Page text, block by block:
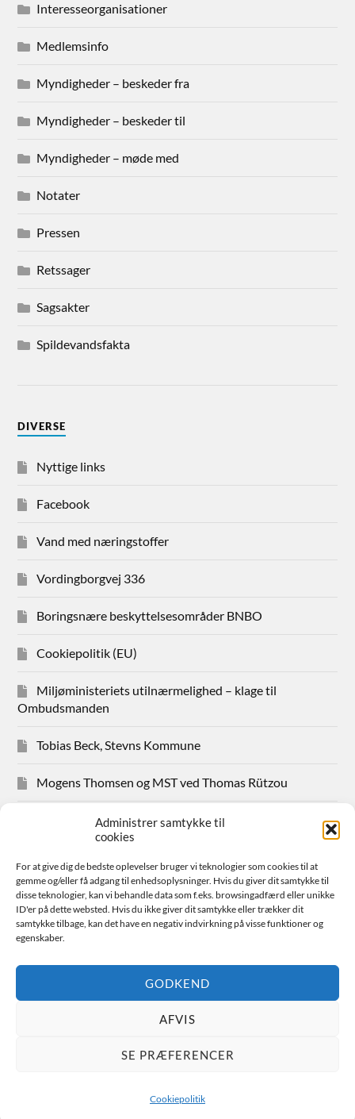
Administrer samtykke til
cookies
For at give dig de bedste oplevelser bruger vi teknologier som cookies til at
gemme og/eller få adgang til enhedsoplysninger. Hvis du giver dit samtykke til
disse teknologier, kan vi behandle data som f.eks. browsingadfærd eller unikke
ID'er på dette websted. Hvis du ikke giver dit samtykke eller trækker dit
samtykke tilbage, kan det have en negativ indvirkning på visse funktioner og
egenskaber.
GODKEND
AFVIS
SE PRÆFERENCER
Cookiepolitik
Interesseorganisationer
Medlemsinfo
Myndigheder – beskeder fra
Myndigheder – beskeder til
Myndigheder – møde med
Notater
Pressen
Retssager
Sagsakter
Spildevandsfakta
DIVERSE
Nyttige links
Facebook
Vand med næringstoffer
Vordingborgvej 336
Boringsnære beskyttelsesområder BNBO
Cookiepolitik (EU)
Miljøministeriets utilnærmelighed – klage til
Ombudsmanden
Tobias Beck, Stevns Kommune
Mogens Thomsen og MST ved Thomas Rützou
Avisudklip 2024
Sager for medlemmer
Bestyrelsen
Avisudklip 2026
FAIR SPILDEVAND